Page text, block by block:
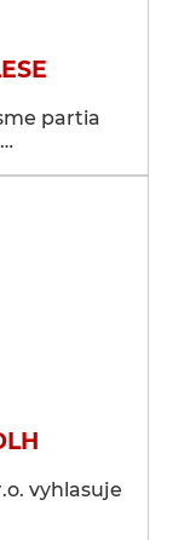
partia
vyhlasuje